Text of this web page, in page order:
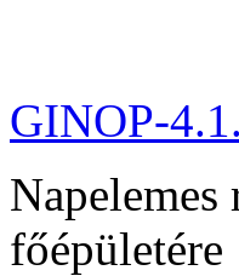
GINOP-
főépületére